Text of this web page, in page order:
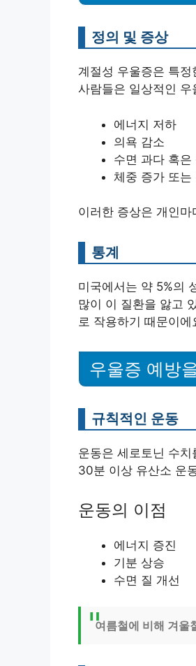
정의 및 증상
계절성 우울증은 특
사람들은 일상적인
에너지 저하
의욕 감소
수면 과다 혹은
체중 증가 또는
이러한 증상은 개인
통계
미국에서는 약 5%의
많이 이 질환을 앓고
로 작용하기 때문이에
우울증 예방
규칙적인 운동
운동은 세로토닌 수
30분 이상 유산소 운
운동의 이점
에너지 증진
기분 상승
수면 질 개선
여름철에 비해 겨울